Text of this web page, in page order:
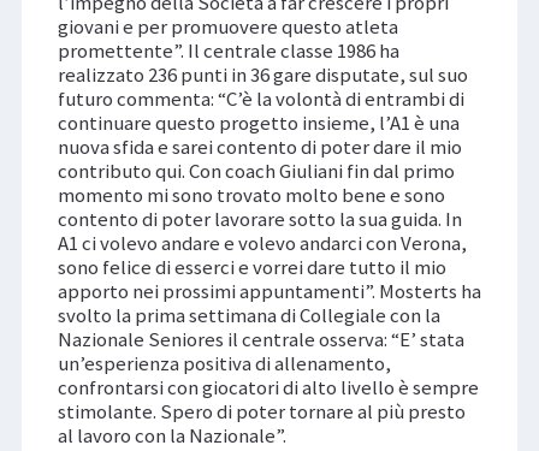
giovani e per promuovere questo atleta
promettente”. Il centrale classe 1986 ha
realizzato 236 punti in 36 gare disputate, sul suo
futuro commenta: “C’è la volontà di entrambi di
continuare questo progetto insieme, l’A1 è una
nuova sfida e sarei contento di poter dare il mio
contributo qui. Con coach Giuliani fin dal primo
momento mi sono trovato molto bene e sono
contento di poter lavorare sotto la sua guida. In
A1 ci volevo andare e volevo andarci con Verona,
sono felice di esserci e vorrei dare tutto il mio
apporto nei prossimi appuntamenti”. Mosterts ha
svolto la prima settimana di Collegiale con la
Nazionale Seniores il centrale osserva: “E’ stata
un’esperienza positiva di allenamento,
confrontarsi con giocatori di alto livello è sempre
stimolante. Spero di poter tornare al più presto
al lavoro con la Nazionale”.